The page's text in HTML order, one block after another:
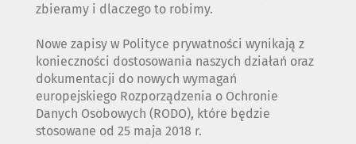
zbieramy i dlaczego to robimy.
Nowe zapisy w Polityce prywatności wynikają z
konieczności dostosowania naszych działań oraz
dokumentacji do nowych wymagań
europejskiego Rozporządzenia o Ochronie
Danych Osobowych (RODO), które będzie
stosowane od 25 maja 2018 r.